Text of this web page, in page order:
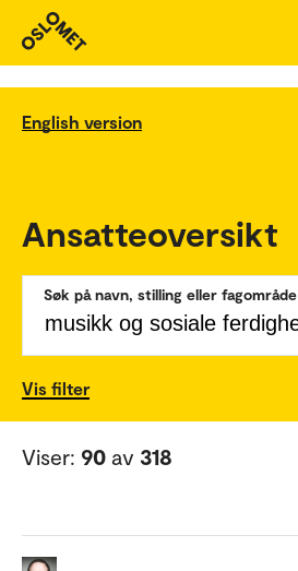
English version
Ansatteoversikt
Søk på navn, stilling eller fagområde
Vis filter
Viser: 90 av 318